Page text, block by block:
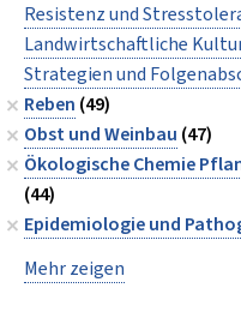
Resistenz und
Landwirtschaftliche
Strategien und
Reben (49)
Obst und Weinbau (47)
Ökologische Chemie
(44)
Epidemiologie und
Mehr zeigen